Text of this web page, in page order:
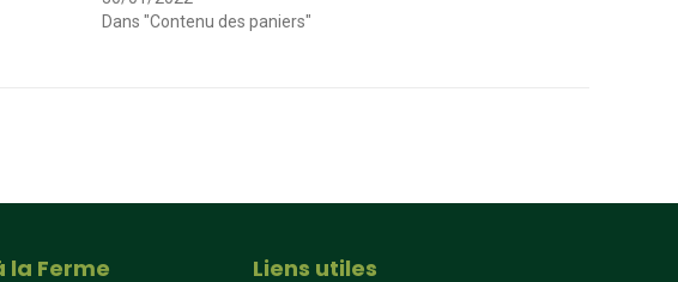
Dans "Contenu des paniers"
la Ferme Liens utiles